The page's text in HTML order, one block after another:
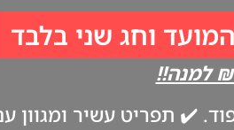
וחג שני בלבד
✔️ תפריט עשיר ומגוון